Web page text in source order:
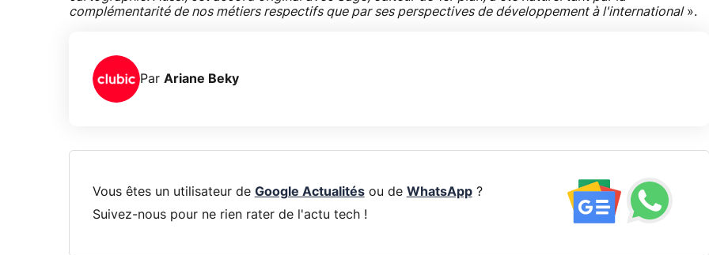
complémentarité de nos métiers respectifs que par ses perspectives de développement à l'international».
Par Ariane Beky
Vous êtes un utilisateur de Google Actualitésou de WhatsApp?
Suivez-nous pour ne rien rater de l'actu tech !